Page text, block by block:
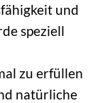
und
speziell
zu erfüllen
natürliche